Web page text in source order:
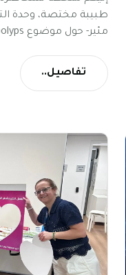
طبيبة مختصة، وحدة
تنظير الجهاز الهضمي
التلدين Hyperplastic polyps.
تفاصيل..